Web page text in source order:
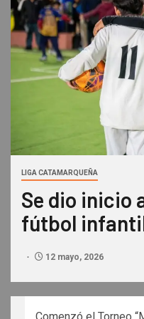
LIGA CATAMARQUEÑA
Se dio inicio
fútbol
12 mayo, 2026